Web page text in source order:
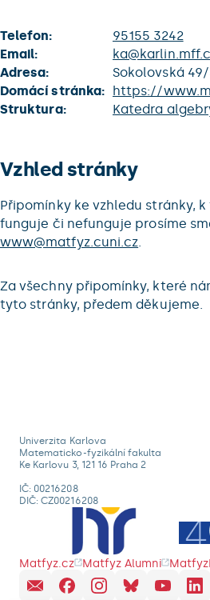
Telefon:
95155 3242
Email:
Adresa:
Sokolovská 49/
Domácí stránka: https://
Struktura:
Katedra
Vzhled stránky
Připomínky ke vzhledu stránky,
funguje či nefunguje prosíme
www@matfyz.cuni.cz.
Za všechny připomínky, které
tyto stránky, předem děkujeme.
Univerzita Karlova
Matematicko-fyzikální fakulta
Ke Karlovu 3, 121 16 Praha 2
IČ: 00216208
DIČ: CZ00216208
Matfyz.cz Matfyz Alumni